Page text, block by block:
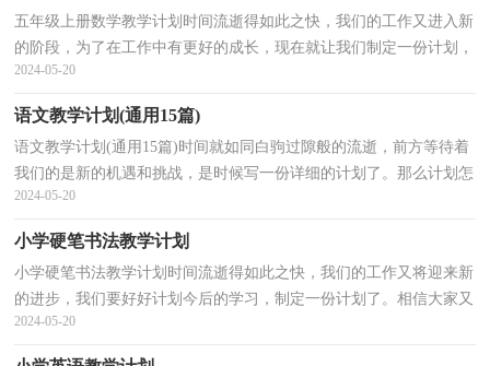
五年级上册数学教学计划时间流逝得如此之快，我们的工作又进入新
的阶段，为了在工作中有更好的成长，现在就让我们制定一份计划，
好好地规划一下吧。好的计划都具备一些什么特点呢？以...
2024-05-20
语文教学计划(通用15篇)
语文教学计划(通用15篇)时间就如同白驹过隙般的流逝，前方等待着
我们的是新的机遇和挑战，是时候写一份详细的计划了。那么计划怎
么拟定才能发挥它最大的作用呢？下面是小编帮大家...
2024-05-20
小学硬笔书法教学计划
小学硬笔书法教学计划时间流逝得如此之快，我们的工作又将迎来新
的进步，我们要好好计划今后的学习，制定一份计划了。相信大家又
在为写计划犯愁了？下面是小编收集整理的小学硬笔书...
2024-05-20